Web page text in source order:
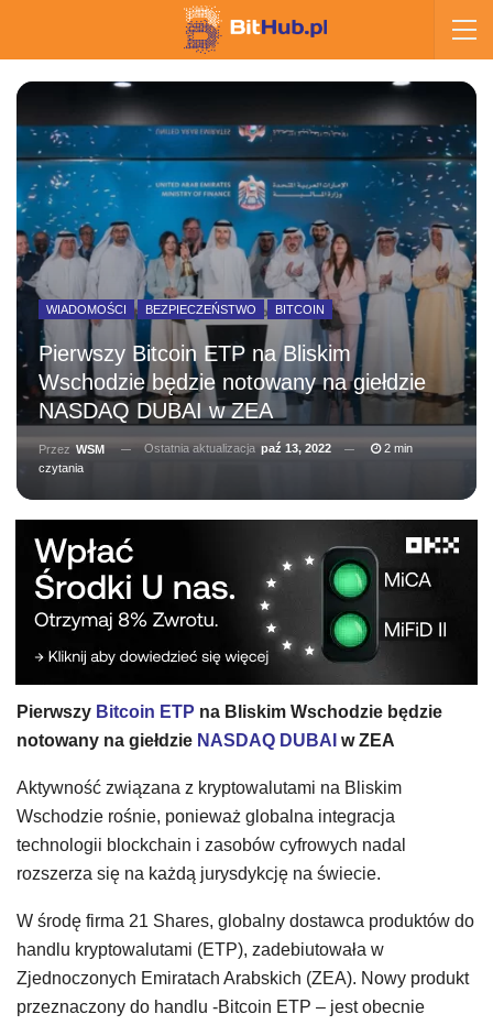
WIADOMOŚCI BEZPIECZEŃSTWO BITCOIN
Pierwszy Bitcoin ETP na Bliskim
Wschodzie będzie notowany na giełdzie
NASDAQ DUBAI w ZEA
Przez WSM Ostatnia aktualizacja paź 13, 2022
2 min
czytania
Pierwszy Bitcoin ETP na Bliskim Wschodzie będzie
notowany na giełdzie NASDAQ DUBAI w ZEA
Aktywność związana z kryptowalutami na Bliskim
Wschodzie rośnie, ponieważ globalna integracja
technologii blockchain i zasobów cyfrowych nadal
rozszerza się na każdą jurysdykcję na świecie.
W środę firma 21 Shares, globalny dostawca produktów do
handlu kryptowalutami (ETP), zadebiutowała w
Zjednoczonych Emiratach Arabskich (ZEA). Nowy produkt
przeznaczony do handlu -Bitcoin ETP – jest obecnie